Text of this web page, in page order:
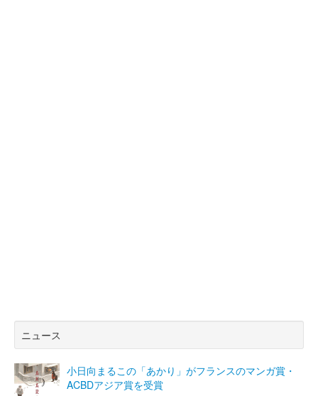
ニュース
小日向まるこの「あかり」がフランスのマンガ賞・
ACBDアジア賞を受賞